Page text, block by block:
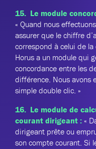
15. Le module
« Quand nous
assurer que le chiffre
correspond à celui de
Horus a un module qui
concordance entre les
différence. Nous avons
simple double clic. »
16. Le module de
courant dirigeant : «
dirigeant prête ou
son compte courant. Si